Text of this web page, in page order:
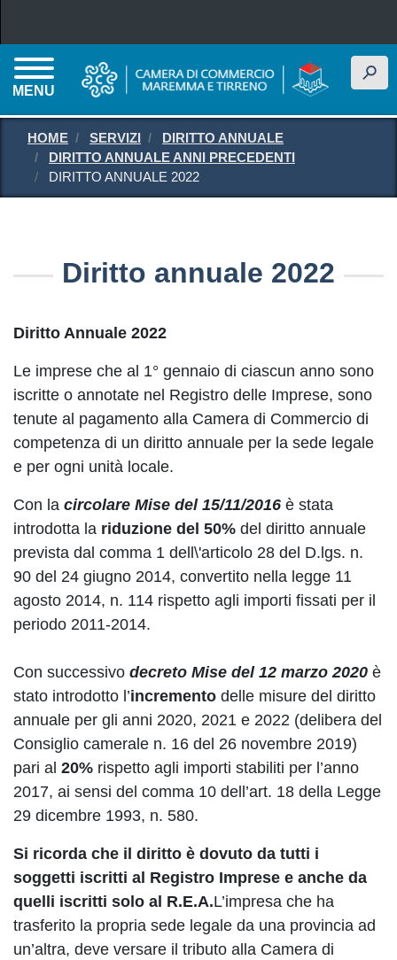
MENU
h
HOME SERVIZI
DIRITTO ANNUALE
DIRITTO ANNUALE ANNI PRECEDENTI
DIRITTO ANNUALE 2022
Diritto annuale 2022
Diritto Annuale 2022
Le imprese che al 1° gennaio di ciascun anno sono
iscritte o annotate nel Registro delle Imprese, sono
tenute al pagamento alla Camera di Commercio di
competenza di un diritto annuale per la sede legale
e per ogni unità locale.
Con la circolare Mise del 15/11/2016 è stata
introdotta la riduzione del 50% del diritto annuale
prevista dal comma 1 dell\'articolo 28 del D.lgs. n.
90 del 24 giugno 2014, convertito nella legge 11
agosto 2014, n. 114 rispetto agli importi fissati per il
periodo 2011-2014.
Con successivo decreto Mise del 12 marzo 2020 è
stato introdotto l’incremento delle misure del diritto
annuale per gli anni 2020, 2021 e 2022 (delibera del
Consiglio camerale n. 16 del 26 novembre 2019)
pari al 20% rispetto agli importi stabiliti per l’anno
2017, ai sensi del comma 10 dell’art. 18 della Legge
29 dicembre 1993, n. 580.
Si ricorda che il diritto è dovuto da tutti i
soggetti iscritti al Registro Imprese e anche da
quelli iscritti solo al R.E.A.L’impresa che ha
trasferito la propria sede legale da una provincia ad
un’altra, deve versare il tributo alla Camera di